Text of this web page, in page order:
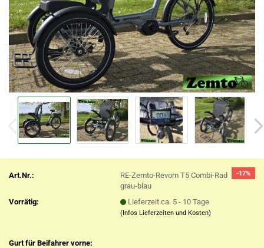
-17%
Art.Nr.:
RE-Zemto-Revom T5 Combi-Rad
grau-blau
Vorrätig:
Lieferzeit ca. 5 - 10 Tage
(Infos Lieferzeiten und Kosten)
Gurt für Beifahrer vorne: